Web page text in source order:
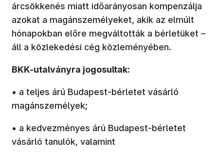
árcsökkenés miatt időarányosan kompenzálja
azokat a magánszemélyeket, akik az elmúlt
hónapokban előre megváltották a bérletüket –
áll a közlekedési cég közleményében.
BKK-utalványra jogosultak:
• a teljes árú Budapest-bérletet vásárló
magánszemélyek;
• a kedvezményes árú Budapest-bérletet
vásárló tanulók, valamint